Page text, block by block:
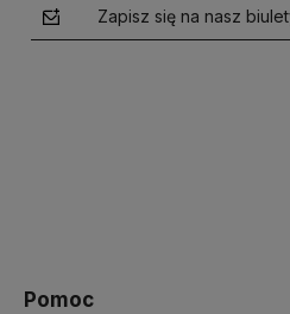
Zapisz się na nasz
Pomoc